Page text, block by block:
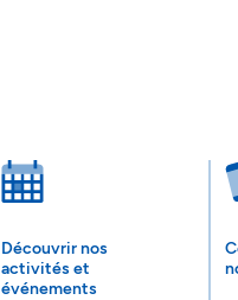
Découvrir nos
activités et
événements